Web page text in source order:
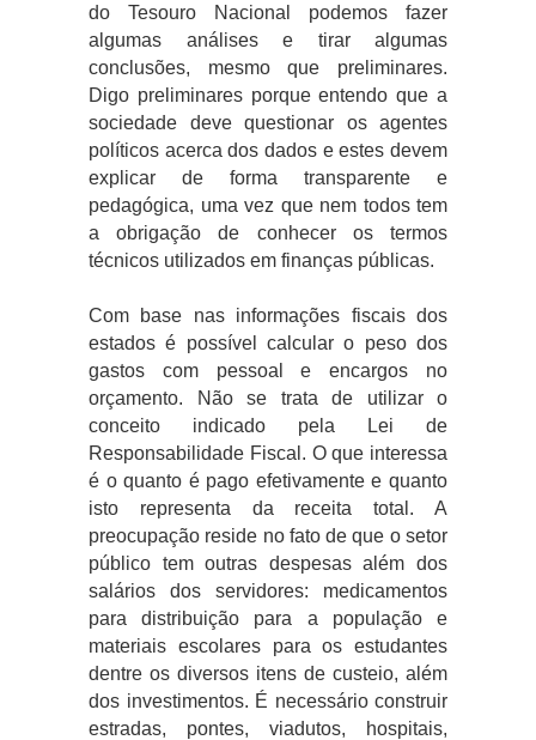
do Tesouro Nacional podemos fazer
algumas análises e tirar algumas
conclusões, mesmo que preliminares.
Digo preliminares porque entendo que a
sociedade deve questionar os agentes
políticos acerca dos dados e estes devem
explicar de forma transparente e
pedagógica, uma vez que nem todos tem
a obrigação de conhecer os termos
técnicos utilizados em finanças públicas.
Com base nas informações fiscais dos
estados é possível calcular o peso dos
gastos com pessoal e encargos no
orçamento. Não se trata de utilizar o
conceito indicado pela Lei de
Responsabilidade Fiscal. O que interessa
é o quanto é pago efetivamente e quanto
isto representa da receita total. A
preocupação reside no fato de que o setor
público tem outras despesas além dos
salários dos servidores: medicamentos
para distribuição para a população e
materiais escolares para os estudantes
dentre os diversos itens de custeio, além
dos investimentos. É necessário construir
estradas, pontes, viadutos, hospitais,